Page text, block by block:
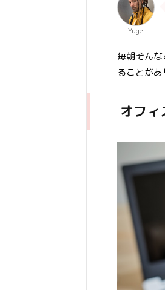
Yuge
毎朝そん
ることがあ
オフ